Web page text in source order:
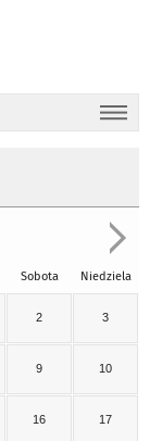
Sobota Niedziela
2 3
9 10
16 17